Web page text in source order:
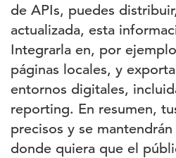
de APIs, puedes
actualizada, esta
Integrarla en, por
páginas locales, y
entornos digitales,
reporting. En resumen,
precisos y se
donde quiera que el